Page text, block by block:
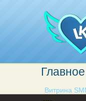
Витрина